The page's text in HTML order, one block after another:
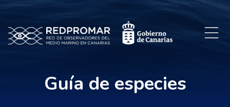
Guía de especies